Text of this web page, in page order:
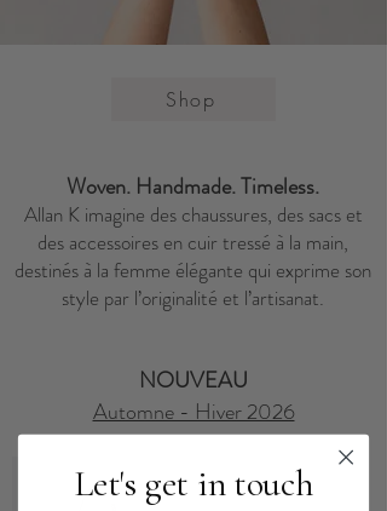
Shop
Woven. Handmade. Timeless.
Allan K imagine des chaussures, des sacs et
des accessoires en cuir tressé à la main,
destinés à la femme élégante qui exprime son
style par l’originalité et l’artisanat.
NOUVEAU
Automne - Hiver 2026
Let's get in touch